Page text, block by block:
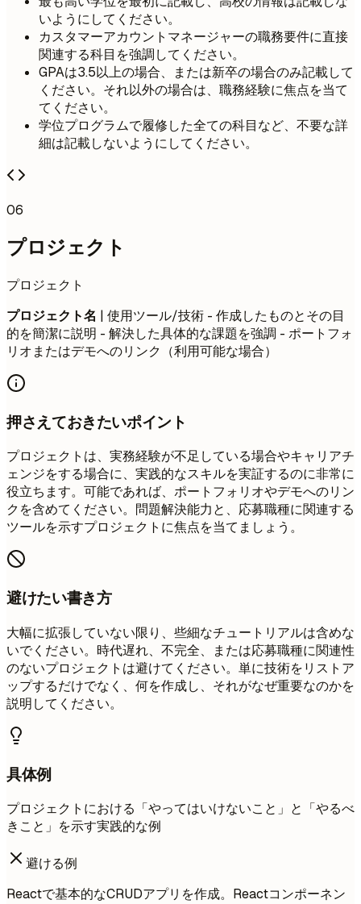
いようにしてください。
カスタマーアカウントマネージャーの職務要件に直接
関連する科目を強調してください。
GPAは3.5以上の場合、または新卒の場合のみ記載して
ください。それ以外の場合は、職務経験に焦点を当て
てください。
学位プログラムで履修した全ての科目など、不要な詳
細は記載しないようにしてください。
06
プロジェクト
プロジェクト
プロジェクト名 | 使用ツール/技術 - 作成したものとその目
的を簡潔に説明 - 解決した具体的な課題を強調 - ポートフォ
リオまたはデモへのリンク（利用可能な場合）
押さえておきたいポイント
プロジェクトは、実務経験が不足している場合やキャリアチ
ェンジをする場合に、実践的なスキルを実証するのに非常に
役立ちます。可能であれば、ポートフォリオやデモへのリン
クを含めてください。問題解決能力と、応募職種に関連する
ツールを示すプロジェクトに焦点を当てましょう。
避けたい書き方
大幅に拡張していない限り、些細なチュートリアルは含めな
いでください。時代遅れ、不完全、または応募職種に関連性
のないプロジェクトは避けてください。単に技術をリストア
ップするだけでなく、何を作成し、それがなぜ重要なのかを
説明してください。
具体例
プロジェクトにおける「やってはいけないこと」と「やるべ
きこと」を示す実践的な例
避ける例
Reactで基本的なCRUDアプリを作成。Reactコンポーネン